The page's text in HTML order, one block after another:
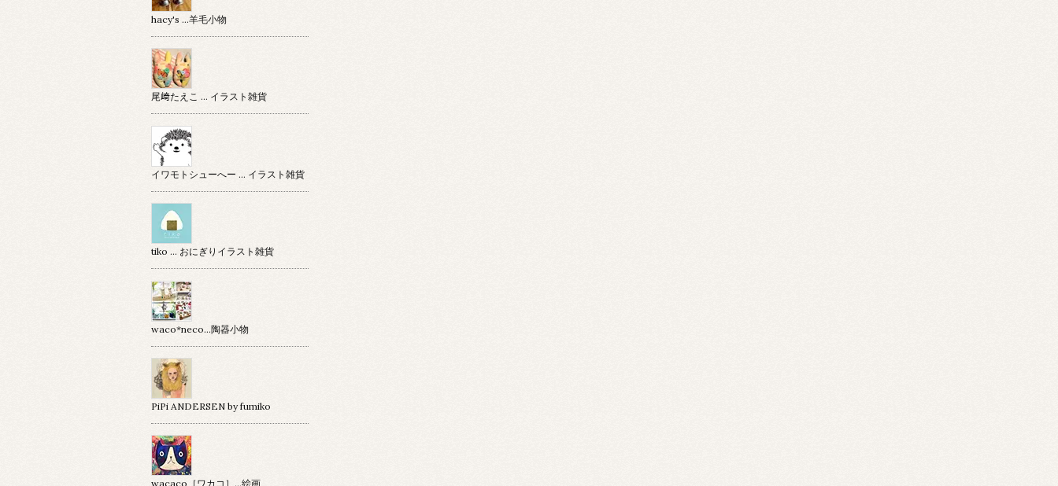
hacy's …羊毛小物
尾﨑たえこ … イラスト雑貨
イワモトシューへー … イラスト雑貨
tiko … おにぎりイラスト雑貨
waco*neco...陶器小物
PiPi ANDERSEN by fumiko
wacaco［ワカコ］…絵画